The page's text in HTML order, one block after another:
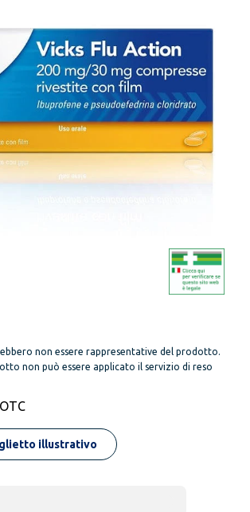
non essere rappresentative del prodotto.
non può essere applicato il servizio di reso
illustrativo